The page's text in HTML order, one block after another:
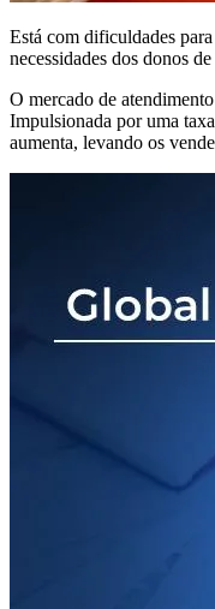
Está com dificuldades
necessidades dos donos
O mercado de
Impulsionada por uma
aumenta, levando os